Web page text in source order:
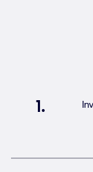
1.